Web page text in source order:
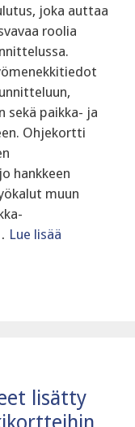
joka auttaa
roolia
sekä paikka- ja
Ohjekortti
hankkeen
muun
Lue lisää
lisätty